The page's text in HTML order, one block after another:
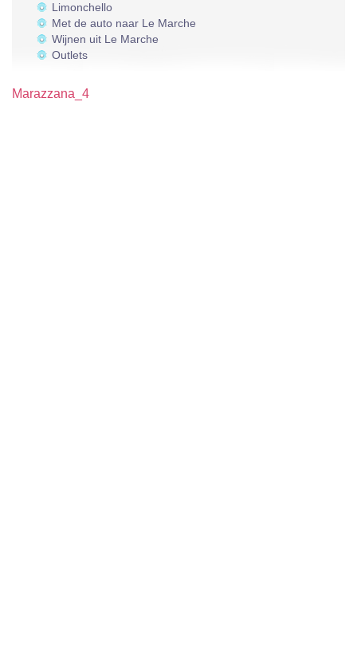
Limonchello
Met de auto naar Le Marche
Wijnen uit Le Marche
Outlets
Marazzana_4